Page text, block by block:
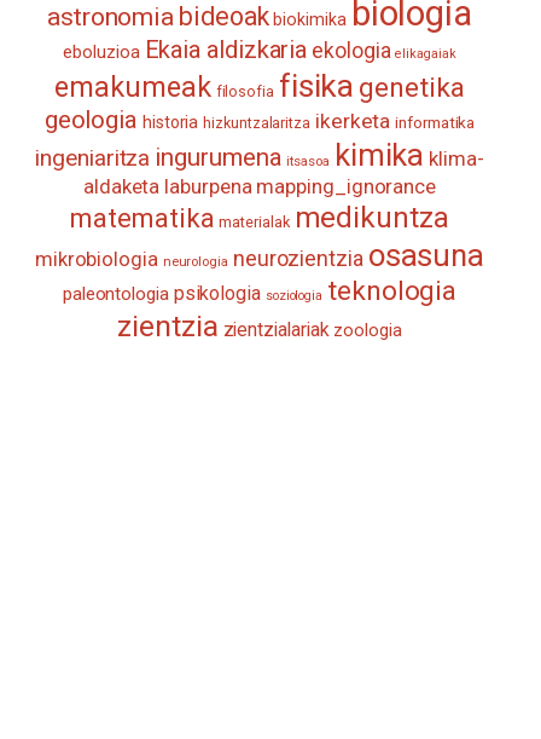
astronomia bideoak biokimika biologia
eboluzioa Ekaia aldizkaria ekologia elikagaiak
emakumeak filosofia fisika genetika
geologia historia hizkuntzalaritza ikerketa informatika
ingeniaritza ingurumena itsasoa kimika klima-
aldaketa laburpena mapping_ignorance
matematika materialak medikuntza
mikrobiologia neurologia neurozientzia osasuna
paleontologia psikologia soziologia teknologia
zientzia zientzialariak zoologia